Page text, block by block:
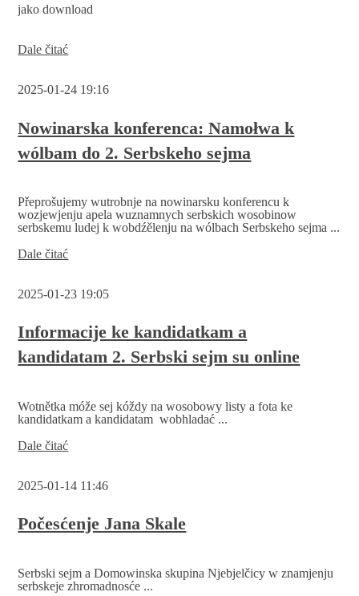
jako download
Dale čitaćAktualny
zrěčenja
2025-01-24 19:16
Nowinarska konferenca: Namołwa k
wólbam do 2. Serbskeho sejma
Přeprošujemy wutrobnje na nowinarsku konferencu k
wozjewjenju apela wuznamnych serbskich wosobinow
serbskemu ludej k wobdźělenju na wólbach Serbskeho sejma ...
Dale čitaćNowinarska
k
2.
Serbskeho
sejma
2025-01-23 19:05
Informacije ke kandidatkam a
kandidatam 2. Serbski sejm su online
Wotnětka móže sej kóždy na wosobowy listy a fota ke
kandidatkam a kandidatam wobhladać ...
Dale čitaćInformacije
a
Serbski
online
2025-01-14 11:46
Počesćenje Jana Skale
Serbski sejm a Domowinska skupina Njebjelčicy w znamjenju
serbskeje zhromadnosće ...